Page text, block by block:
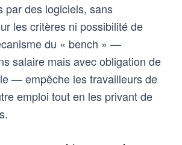
par des logiciels, sans
les critères ni possibilité de
du « bench » —
salaire mais avec obligation de
— empêche les travailleurs de
emploi tout en les privant de